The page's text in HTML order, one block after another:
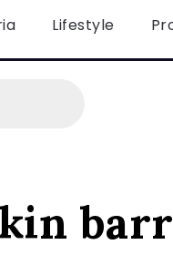
Lifestyle